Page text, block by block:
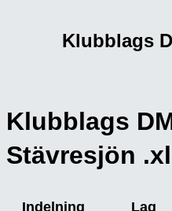
Klubblags
Klubblags
Stävresjön
Indelning Lag